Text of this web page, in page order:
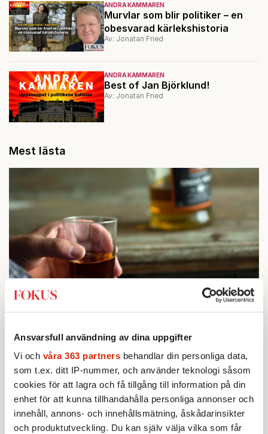
Ansvarsfull användning av dina uppgifter
Vi och våra 363 partners behandlar din personliga data,
som t.ex. ditt IP-nummer, och använder teknologi såsom
cookies för att lagra och få tillgång till information på din
enhet för att kunna tillhandahålla personliga annonser och
innehåll, annons- och innehållsmätning, åskådarinsikter
och produktutveckling. Du kan själv välja vilka som får
ANDRA KAMMAREN
Murvlar som blir politiker – en
obesvarad kärlekshistoria
Av: Jonatan Fried
ANDRA KAMMAREN
Best of Jan Björklund!
Av: Jonatan Fried
Mest lästa
STICKET
ursprungsbefolkningen i Filipstad
2.Sakine Madon: Efter islamistdådet oroar sig
vänstern för Agnes Wold
3.Frans Wachtmeister:Ja, AC är ett hot mot den
franska civilisationen
STICKET
Dan Korn: Quisling, quislingar och sten i glashus